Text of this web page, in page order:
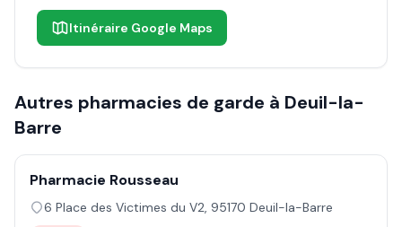
Itinéraire Google Maps
Autres pharmacies de garde à Deuil-la-
Barre
Pharmacie Rousseau
6 Place des Victimes du V2, 95170 Deuil-la-Barre